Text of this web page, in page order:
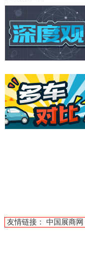
友情链接： 中国展商网